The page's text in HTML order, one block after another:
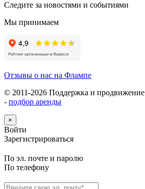
Следите за новостями и событиями
Мы принимаем
Отзывы о нас на Флампе
© 2011-2026 Поддержка и продвижение
- подбор аренды
×
Войти
Зарегистрироваться
По эл. почте и паролю
По телефону